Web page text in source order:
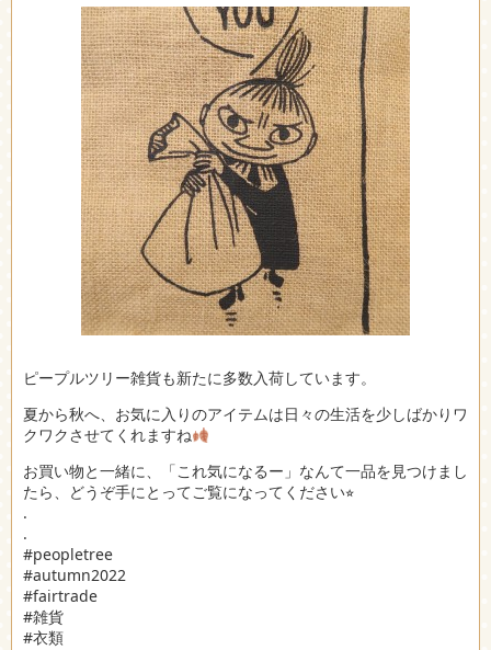
ピープルツリー雑貨も新たに多数入荷しています。
夏から秋へ、お気に入りのアイテムは日々の生活を少しばかりワ
クワクさせてくれますね
お買い物と一緒に、「これ気になるー」なんて一品を見つけまし
たら、どうぞ手にとってご覧になってください⭐︎
.
.
#peopletree
#autumn2022
#fairtrade
#雑貨
#衣類